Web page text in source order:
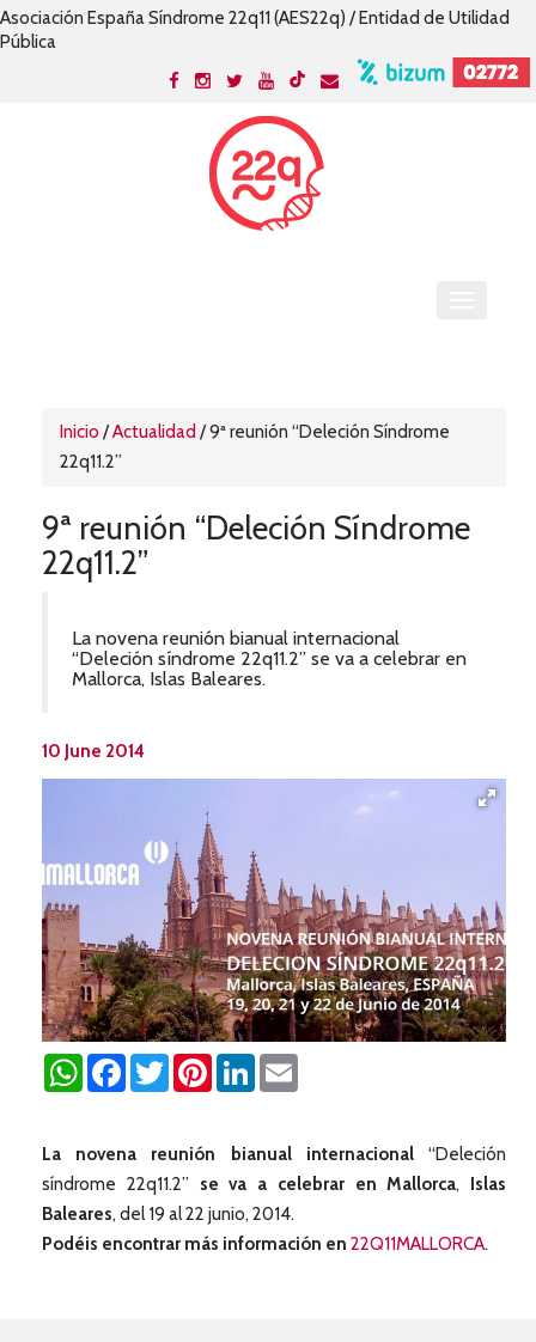
Asociación España Síndrome 22q11 (AES22q) / Entidad de Utilidad
Pública
Inicio /Actualidad /9ª reunión “Deleción Síndrome
22q11.2”
9ª reunión “Deleción Síndrome
22q11.2”
La novena reunión bianual internacional
“Deleción síndrome 22q11.2” se va a celebrar en
Mallorca, Islas Baleares.
10 June 2014
WhatsAppFacebookTwitterPinterestLinkedIn
La novena reunión bianual internacional“Deleción
síndrome 22q11.2” se va a celebrar en Mallorca, Islas
Baleares, del 19 al 22 junio, 2014.
Podéis encontrar más información en 22Q11MALLORCA.